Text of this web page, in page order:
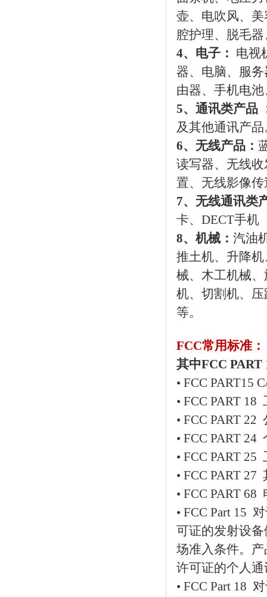
壶、电吹风、
腔护理、脱毛
4、电子： 电视
器、电脑、服
由器、手机电
5、通讯类产品
及其他通讯产品
6、无线产品：
读写器、无线
置、无线影像
7、无线通讯类
卡、DECT手机
8、机械： 汽油
推土机、升降
械、木工机械
机、切割机、
等。
FCC常用标准：
其中FCC
• FCC PART15
• FCC PART
• FCC PART
• FCC PART
• FCC PART
• FCC PART
• FCC PART
• FCC Part 15
可证的发射设
场准入条件。
许可证的个人
• FCC Part 18